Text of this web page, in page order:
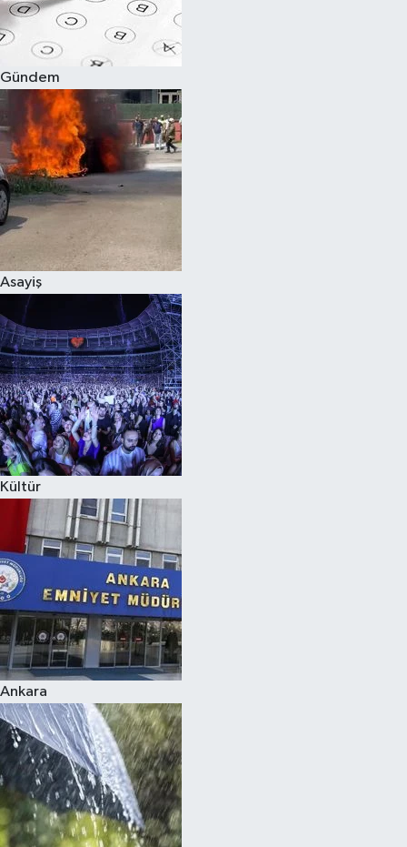
Gündem
Asayiş
Kültür
Ankara
Spor
Burç Yorumları
Çocuk
Eğitim
Kadın
Kim kimdir?
Kültür Sanat
Sağlık
Siyaset
Teknoloji
Televizyon
Yaşam-Çevre